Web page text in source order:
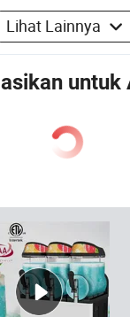
Batch es krim
disetel untuk
yang
melanjutkan
lembut
Lihat Lainnya
untuk